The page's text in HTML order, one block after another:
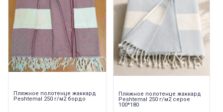
Пляжное полотенце жаккард
Peshtemal 250 г/м2 бордо
Пляжное полотенце жаккард
Peshtemal 250 г/м2 серое
100*180